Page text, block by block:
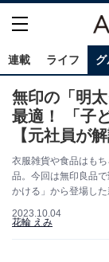
連載 ライフ グ
無印の「明
最適！ 「子
【元社員が解
衣服雑貨や食品はも
品。今回は無印良品
かける」から登場し
2023.10.04
花輪 えみ